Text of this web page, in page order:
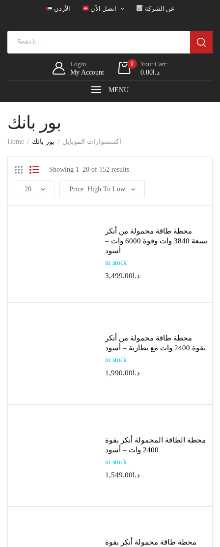
الأردن اتصل الآن عن الشركة
Login
My Account
0
Your Cart:
د.ا0.00
MENU
بور بانك
Home اكسسوارات الموبايل بور بانك
Showing 1–20 of 152 results
محطة طاقة محمولة من أنكر
بسعة 3840 وات وقوة 6000 وات –
أسود
in stock
د.ا 3,499.00
محطة طاقة محمولة من أنكر
بقوة 2400 وات مع بطارية – أسود
in stock
د.ا 1,990.00
محطة الطاقة المحمولة أنكر بقوة
2400 وات – أسود
in stock
د.ا 1,549.00
محطة طاقة محمولة أنكر بقوة